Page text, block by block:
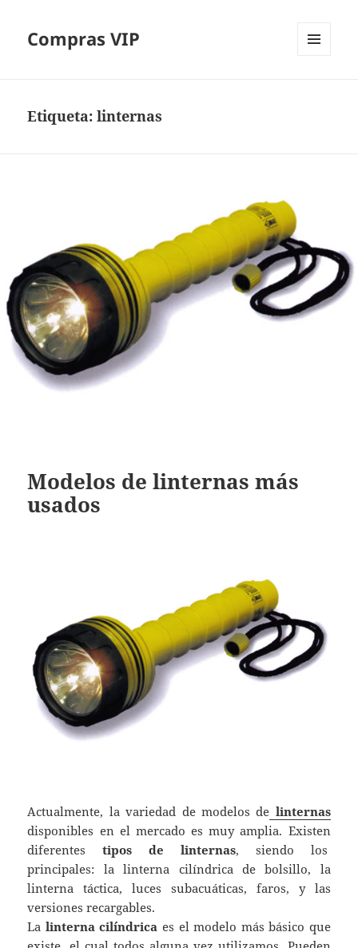
Compras VIP
Etiqueta:linternas
Modelos de linternas más
usados
Actualmente, la variedad de modelos de linternas
disponibles en el mercado es muy amplia. Existen
diferentestipos de linternas, siendo los
principales: la linterna cilíndrica de bolsillo, la
linterna táctica, luces subacuáticas, faros, y las
versiones recargables.
La linterna cilíndrica es el modelo más básico que